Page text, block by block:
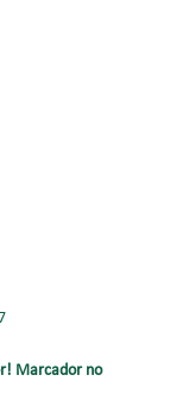
Marcador no